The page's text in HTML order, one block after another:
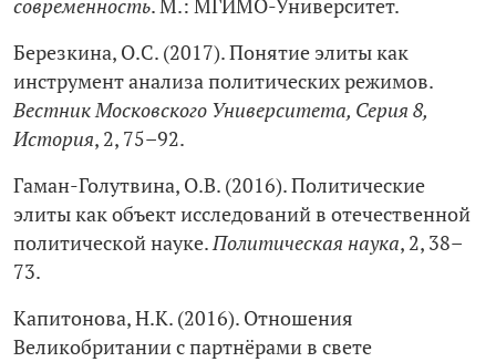
современность. М.: МГИМО-Университет.
Березкина, О.С. (2017). Понятие элиты как
инструмент анализа политических режимов.
Вестник Московского Университета, Серия 8,
История, 2, 75–92.
Гаман-Голутвина, О.В. (2016). Политические
элиты как объект исследований в отечественной
политической науке.Политическая наука, 2, 38–
73.
Капитонова, Н.К. (2016). Отношения
Великобритании с партнёрами в свете